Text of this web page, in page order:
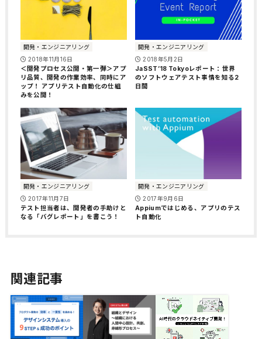
開発・エンジニアリング
2018年11月16日
＜開発プロセス公開・第一弾＞アプ
リ品質、開発の作業効率、同時にア
ップ！ アプリテスト自動化の仕組
みを公開！
開発・エンジニアリング
2018年5月2日
JaSST’18 Tokyoレポート：世界
のソフトウェアテスト事情を知る2
日間
開発・エンジニアリング
2017年11月7日
テスト担当者は、開発者の手助けと
なる「バグレポート」を書こう！
開発・エンジニアリング
2017年9月6日
Appiumではじめる、アプリのテス
ト自動化
関連記事